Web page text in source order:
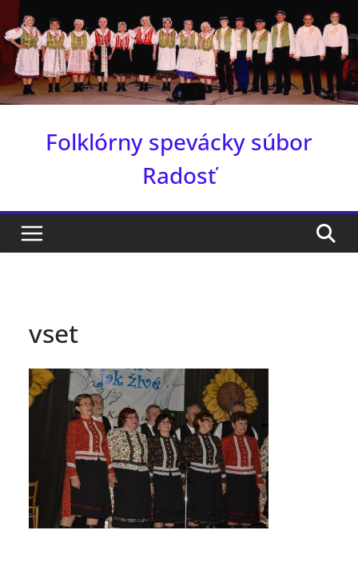
to
content
Folklórny spevácky súbor
Radosť
vset